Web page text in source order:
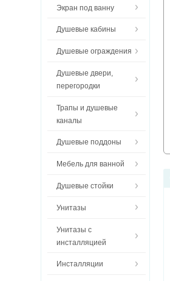
Экран под ванну
Душевые кабины
Душевые ограждения
Душевые двери,
перегородки
Трапы и душевые
каналы
Душевые поддоны
Мебель для ванной
Душевые стойки
Унитазы
Унитазы с
инсталляцией
Инсталляции